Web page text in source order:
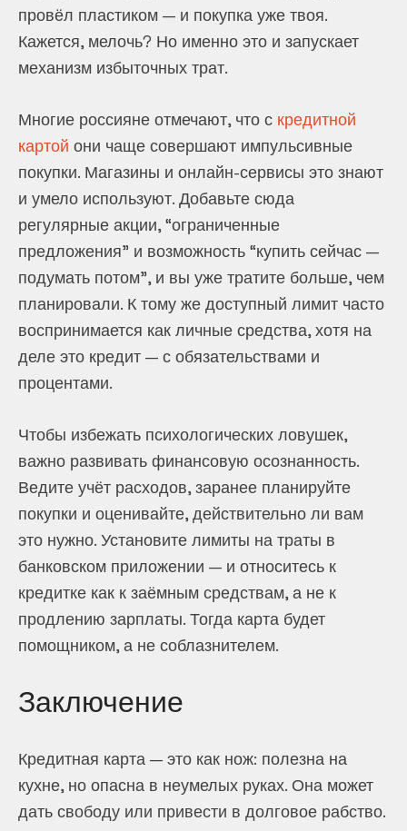
провёл пластиком — и покупка уже твоя.
Кажется, мелочь? Но именно это и запускает
механизм избыточных трат.
Многие россияне отмечают, что с кредитной
картой они чаще совершают импульсивные
покупки. Магазины и онлайн-сервисы это знают
и умело используют. Добавьте сюда
регулярные акции, “ограниченные
предложения” и возможность “купить сейчас —
подумать потом”, и вы уже тратите больше, чем
планировали. К тому же доступный лимит часто
воспринимается как личные средства, хотя на
деле это кредит — с обязательствами и
процентами.
Чтобы избежать психологических ловушек,
важно развивать финансовую осознанность.
Ведите учёт расходов, заранее планируйте
покупки и оценивайте, действительно ли вам
это нужно. Установите лимиты на траты в
банковском приложении — и относитесь к
кредитке как к заёмным средствам, а не к
продлению зарплаты. Тогда карта будет
помощником, а не соблазнителем.
Заключение
Кредитная карта — это как нож: полезна на
кухне, но опасна в неумелых руках. Она может
дать свободу или привести в долговое рабство.